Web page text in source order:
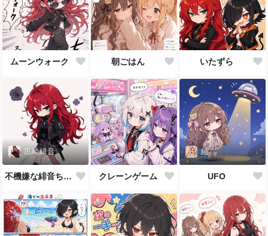
ムーンウォーク 朝ごはん いたずら
黒崎緋音
不機嫌な緋音ちゃん クレーンゲーム
紬
UFO